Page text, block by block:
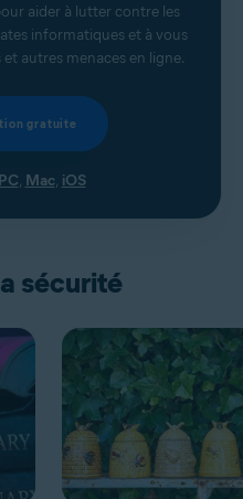
aider à lutter contre les
informatiques et à vous
autres menaces en ligne.
gratuite
PC, Mac, iOS
sécurité